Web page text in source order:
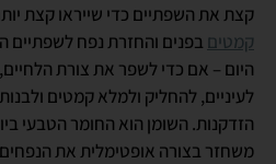
קצת את השפתיים כדי שייראו קצת
קמטים בפנים והחזרת נפח לשפתיים
היום – אם כדי לשפר את צורת
לעיניים, להחליק ולמלא קמטים
הזדקנות. השומן הוא החומר הטבעי
משחזר בצורה אופטימלית את